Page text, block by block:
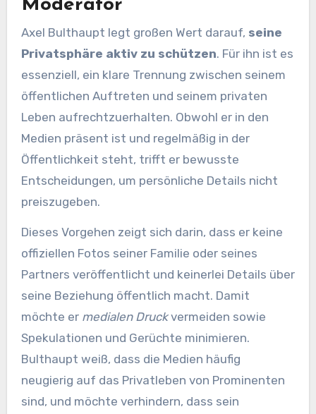
Moderator
Axel Bulthaupt legt großen Wert darauf, seine
Privatsphäre aktiv zu schützen. Für ihn ist es
essenziell, ein klare Trennung zwischen seinem
öffentlichen Auftreten und seinem privaten
Leben aufrechtzuerhalten. Obwohl er in den
Medien präsent ist und regelmäßig in der
Öffentlichkeit steht, trifft er bewusste
Entscheidungen, um persönliche Details nicht
preiszugeben.
Dieses Vorgehen zeigt sich darin, dass er keine
offiziellen Fotos seiner Familie oder seines
Partners veröffentlicht und keinerlei Details über
seine Beziehung öffentlich macht. Damit
möchte er medialen Druckvermeiden sowie
Spekulationen und Gerüchte minimieren.
Bulthaupt weiß, dass die Medien häufig
neugierig auf das Privatleben von Prominenten
sind, und möchte verhindern, dass sein